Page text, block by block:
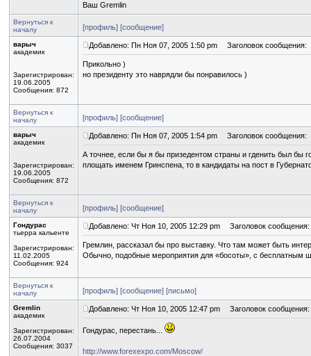
Ваш Gremlin
Вернуться к
началу
[профиль] [сообщение]
варыч
академик
Зарегистрирован:
19.06.2005
Сообщения: 872
Добавлено: Пн Ноя 07, 2005 1:50 pm Заголовок сообщения:
Прикольно )
но президенту это наврядли бы понравилось )
Вернуться к
началу
[профиль] [сообщение]
варыч
академик
Зарегистрирован:
19.06.2005
Сообщения: 872
Добавлено: Пн Ноя 07, 2005 1:54 pm Заголовок сообщения:
А точнее, если бы я бы призедентом страны и гденить был бы
площать именем Гринспена, то в кандидаты на пост в
Вернуться к
началу
[профиль] [сообщение]
Гондурас
тьерра кальенте
Зарегистрирован:
11.02.2005
Сообщения: 924
Добавлено: Чт Ноя 10, 2005 12:29 pm Заголовок сообщения:
Гремлин, рассказал бы про выставку. Что там может быть
Обычно, подобные мероприятия для «босоты», с бесплатным
Вернуться к
началу
[профиль] [сообщение] [письмо]
Gremlin
академик
Зарегистрирован:
26.07.2004
Сообщения: 3037
Добавлено: Чт Ноя 10, 2005 12:47 pm Заголовок сообщения:
Гондурас, перестань...
http://www.forexexpo.com/Moscow/